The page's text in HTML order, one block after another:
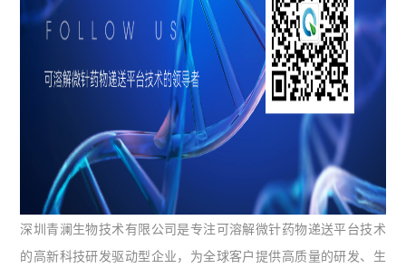
深圳青澜生物技术有限公司是专注可溶解微针药物递送平台技术
的高新科技研发驱动型企业，为全球客户提供高质量的研发、生